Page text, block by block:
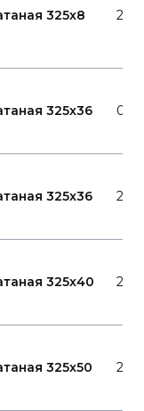
325x8 20
325x36
325x36 20
325x40 20
325x50 20